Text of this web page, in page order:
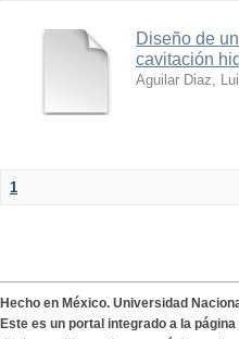
Diseño de
cavitación
Aguilar Diaz,
1
Hecho en México. Universidad
Este es un portal integrado a la